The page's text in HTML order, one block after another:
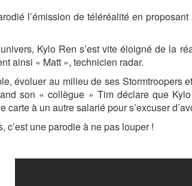
l’émission de téléréalité en
Kylo Ren s’est vite éloigné de la
ainsi « Matt », technicien radar.
évoluer au milieu de ses
son « collègue » Tim déclare que
carte à un autre salarié pour s’excuser
c’est une parodie à ne pas louper !